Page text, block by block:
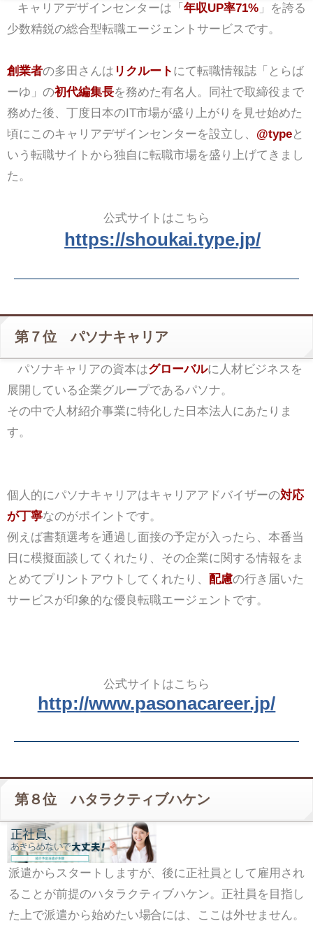
キャリアデザインセンターは「 年収UP率71%」を誇る
少数精鋭の総合型転職エージェントサービスです。
創業者の多田さんは リクルート にて転職情報誌「とらば
ーゆ」の初代編集長を務めた有名人。同社で取締役まで
務めた後、丁度日本のIT市場が盛り上がりを見せ始めた
頃にこのキャリアデザインセンターを設立し、 @typeと
いう転職サイトから独自に転職市場を盛り上げてきまし
た。
公式サイトはこちら
https://shoukai.type.jp/
第７位 パソナキャリア
パソナキャリアの資本はグローバルに人材ビジネスを
展開している企業グループであるパソナ。
その中で人材紹介事業に特化した日本法人にあたりま
す。
個人的にパソナキャリアはキャリアアドバイザーの対応
が丁寧なのがポイントです。
例えば書類選考を通過し面接の予定が入ったら、本番当
日に模擬面談してくれたり、その企業に関する情報をま
とめてプリントアウトしてくれたり、 配慮の行き届いた
サービスが印象的な優良転職エージェントです。
公式サイトはこちら
http://www.pasonacareer.jp/
第８位 ハタラクティブハケン
派遣からスタートしますが、後に正社員として雇用され
ることが前提のハタラクティブハケン。正社員を目指し
た上で派遣から始めたい場合には、ここは外せません。